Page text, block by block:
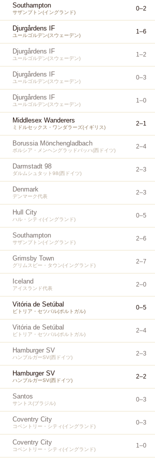
Southampton
サザンプトン(イングランド)
0–2
Djurgårdens IF
ユールゴルデン(スウェーデン)
1–6
Djurgårdens IF
ユールゴルデン(スウェーデン)
1–2
Djurgårdens IF
ユールゴルデン(スウェーデン)
0–3
Djurgårdens IF
ユールゴルデン(スウェーデン)
1–0
Middlesex Wanderers
ミドルセックス・ワンダラーズ(イギリス)
2–1
Borussia Mönchengladbach
ボルシア・メンヘングラッドバッハ(西ドイツ)
2–4
Darmstadt 98
ダルムシュタット98(西ドイツ)
2–3
Denmark
デンマーク代表
2–3
Hull City
ハル・シティ(イングランド)
0–5
Southampton
サザンプトン(イングランド)
2–6
Grimsby Town
グリムスビー・タウン(イングランド)
2–7
Iceland
アイスランド代表
2–0
Vitória de Setúbal
ビトリア・セツバル(ポルトガル)
0–5
Vitória de Setúbal
ビトリア・セツバル(ポルトガル)
2–4
Hamburger SV
ハンブルガーSV(西ドイツ)
2–3
Hamburger SV
ハンブルガーSV(西ドイツ)
2–2
Santos
サントス(ブラジル)
0–3
Coventry City
コベントリー・シティ(イングランド)
0–3
Coventry City
コベントリー・シティ(イングランド)
1–0